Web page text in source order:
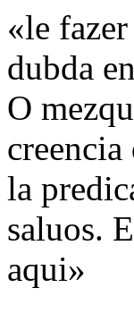
«le
dubda
O
la
saluos.
aqui»